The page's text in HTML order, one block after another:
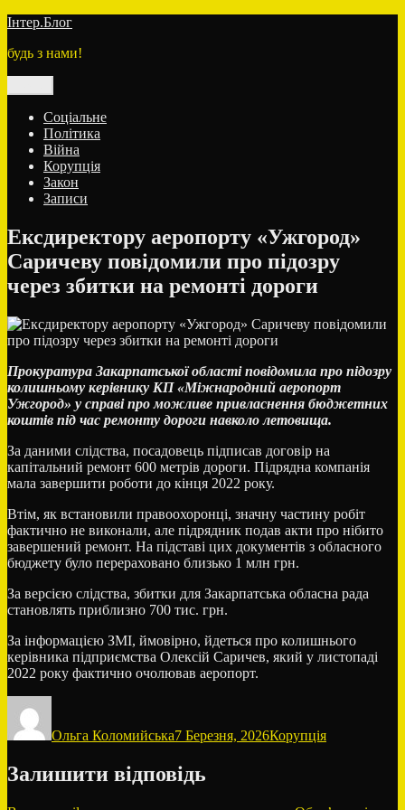
Перейти
вмісту
Інтер.Блог
будь з нами!
Соціальне
Політика
Війна
Корупція
Закон
Записи
Ексдиректору аеропорту «Ужгород»
Саричеву повідомили про підозру
через збитки на ремонті дороги
Прокуратура Закарпатської області повідомила про підозру
колишньому керівнику КП «Міжнародний аеропорт
Ужгород» у справі про можливе привласнення бюджетних
коштів під час ремонту дороги навколо летовища.
За даними слідства, посадовець підписав договір на
капітальний ремонт 600 метрів дороги. Підрядна компанія
мала завершити роботи до кінця 2022 року.
Втім, як встановили правоохоронці, значну частину робіт
фактично не виконали, але підрядник подав акти про нібито
завершений ремонт. На підставі цих документів з обласного
бюджету було перераховано близько 1 млн грн.
За версією слідства, збитки для Закарпатська обласна рада
становлять приблизно 700 тис. грн.
За інформацією ЗМІ, ймовірно, йдеться про колишнього
керівника підприємства Олексій Саричев, який у листопаді
2022 року фактично очолював аеропорт.
Ольга Коломийська7 Березня, 2026Корупція
Залишити відповідь